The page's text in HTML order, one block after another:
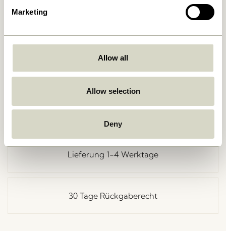
Marketing
Allow all
Allow selection
Deny
Kostenlose Lieferung über499 DKK*
Lieferung 1-4 Werktage
30 Tage Rückgaberecht